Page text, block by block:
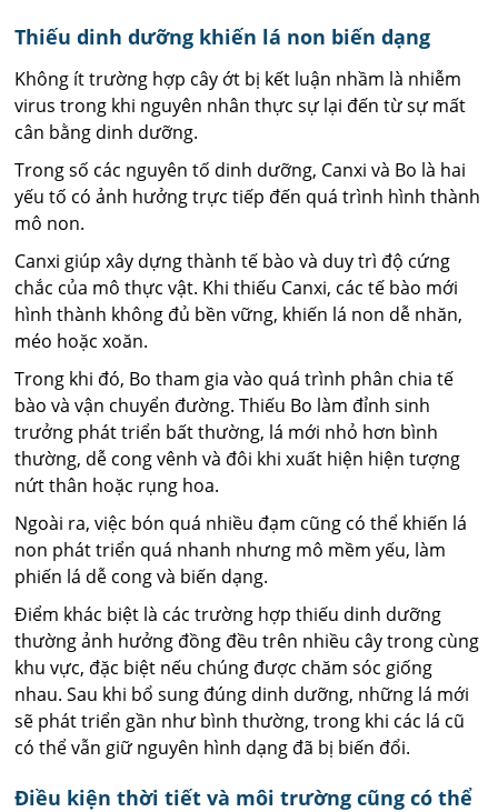
Thiếu dinh dưỡng khiến lá non biến dạng
Không ít trường hợp cây ớt bị kết luận nhầm là nhiễm
virus trong khi nguyên nhân thực sự lại đến từ sự mất
cân bằng dinh dưỡng.
Trong số các nguyên tố dinh dưỡng, Canxi và Bo là hai
yếu tố có ảnh hưởng trực tiếp đến quá trình hình thành
mô non.
Canxi giúp xây dựng thành tế bào và duy trì độ cứng
chắc của mô thực vật. Khi thiếu Canxi, các tế bào mới
hình thành không đủ bền vững, khiến lá non dễ nhăn,
méo hoặc xoăn.
Trong khi đó, Bo tham gia vào quá trình phân chia tế
bào và vận chuyển đường. Thiếu Bo làm đỉnh sinh
trưởng phát triển bất thường, lá mới nhỏ hơn bình
thường, dễ cong vênh và đôi khi xuất hiện hiện tượng
nứt thân hoặc rụng hoa.
Ngoài ra, việc bón quá nhiều đạm cũng có thể khiến lá
non phát triển quá nhanh nhưng mô mềm yếu, làm
phiến lá dễ cong và biến dạng.
Điểm khác biệt là các trường hợp thiếu dinh dưỡng
thường ảnh hưởng đồng đều trên nhiều cây trong cùng
khu vực, đặc biệt nếu chúng được chăm sóc giống
nhau. Sau khi bổ sung đúng dinh dưỡng, những lá mới
sẽ phát triển gần như bình thường, trong khi các lá cũ
có thể vẫn giữ nguyên hình dạng đã bị biến đổi.
Điều kiện thời tiết và môi trường cũng có thể